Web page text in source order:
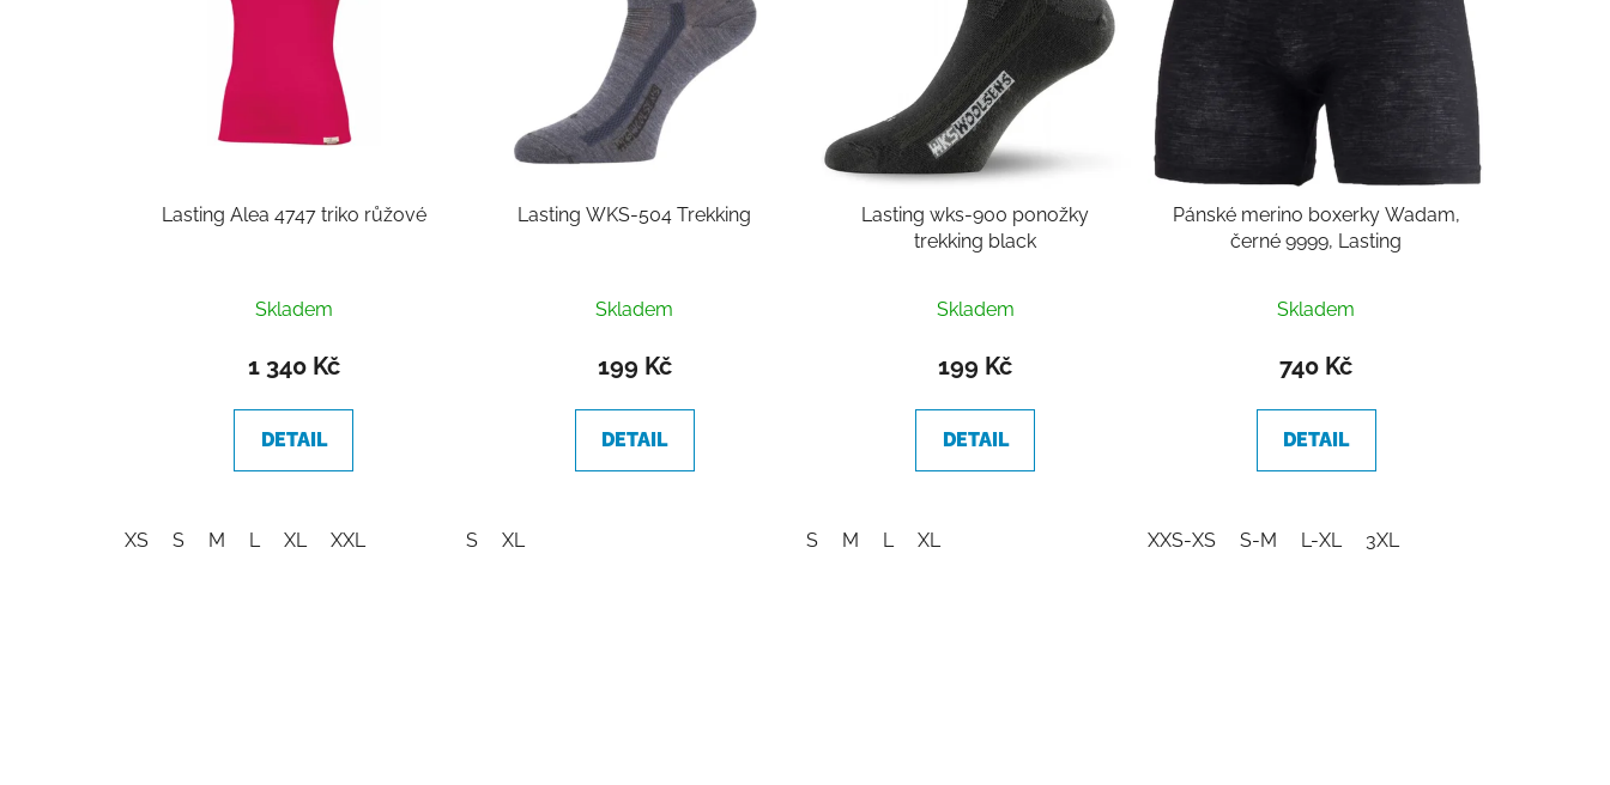
u
t
Lasting Alea 4747 triko růžové
Skladem
1 340 Kč
DETAIL
XS S M L XL XXL
Lasting WKS-504 Trekking
Skladem
199 Kč
DETAIL
S XL
Lasting wks-900 ponožky
trekking black
Skladem
199 Kč
DETAIL
S M L XL
Pánské merino boxerky Wadam,
černé 9999, Lasting
Skladem
740 Kč
DETAIL
XXS-XS S-M L-XL 3XL